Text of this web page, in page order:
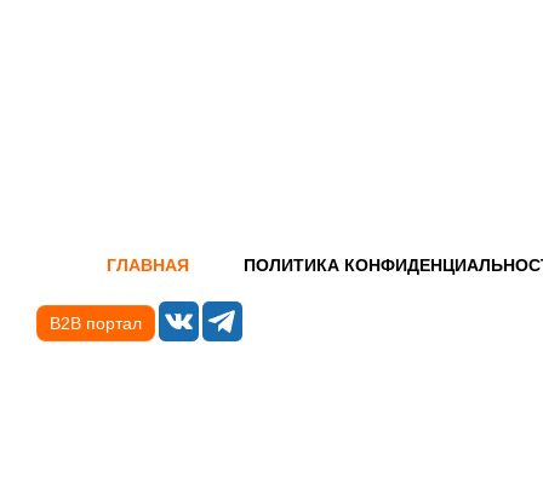
ГЛАВНАЯ ПОЛИТИКА
B2B портал